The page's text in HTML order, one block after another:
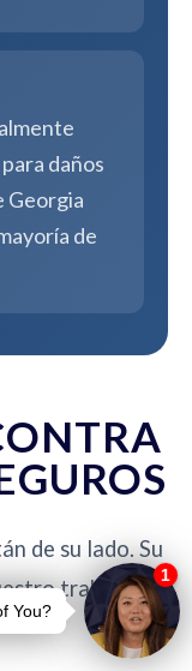
daños
Georgia
de
de su lado. Su
trabajo es